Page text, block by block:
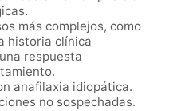
más complejos, como
historia clínica
respuesta
anafilaxia idiopática.
no sospechadas.